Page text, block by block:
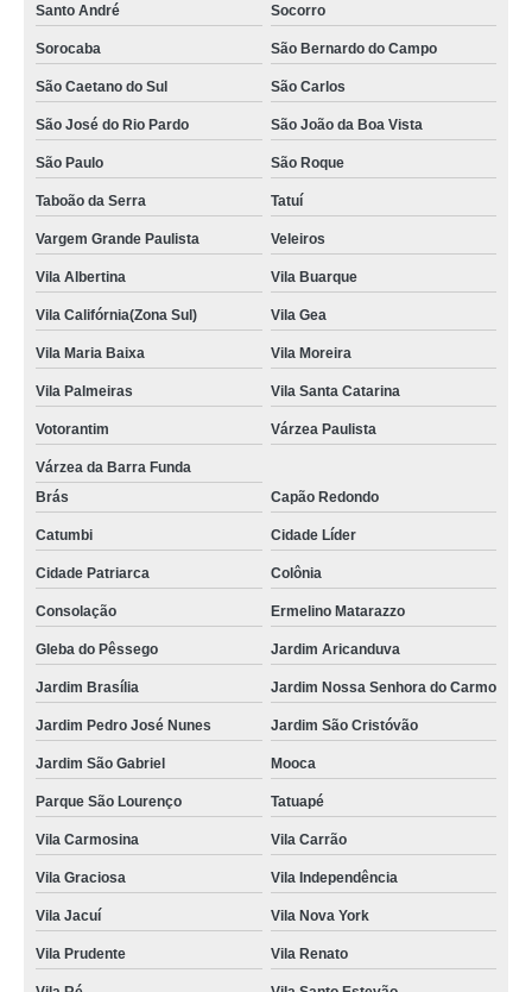
locação de kimonos preto feminino Vila Independência
locação de kimono longo feminino Mauá
onde faz locação de kimono infantil Cidade Monções
locação de kimono cetim Guarulhos
locação de kimono curto Gleba do Pêssego
onde faz locação de kimono preto feminino Mauá
locação de kimono masculino Vila Buarque
onde faz locação de kimono feminino Vila Prudente
onde tem locação de kimono feminino Catumbi
locação de kimono Vila Clementino
locação de kimono infantil Jardim Satélite
locação de kimono tradicional valor Vila Independência
locação de kimono feminino São Caetano do Sul
onde faz locação de kimono branco feminino Vila Santa Catarina
locação de kimono masculino casual Real Parque
locação de kimonos tradicional Vila Moraes
onde tem locação de kimono tradicional Diadema
locação de kimonos Jardim Sônia
locação de kimonos longo feminino Jardim América
onde faz locação de kimono branco Jardim Maristela
onde tem locação de kimono branco Gleba do Pêssego
locação de kimono tradicional valor Vila Clementino
locação de kimono infantil Vila Carmosina
locação de kimonos cetim Vila Santa Eulalia
Santo André Socorro
Sorocaba São Bernardo do Campo
São Caetano do Sul São Carlos
São José do Rio Pardo São João da Boa Vista
São Paulo São Roque
Taboão da Serra Tatuí
Vargem Grande Paulista Veleiros
Vila Albertina Vila Buarque
Vila Califórnia(Zona Sul) Vila Gea
Vila Maria Baixa Vila Moreira
Vila Palmeiras Vila Santa Catarina
Votorantim Várzea Paulista
Várzea da Barra Funda
Brás
Capão Redondo
Catumbi Cidade Líder
Cidade Patriarca Colônia
Consolação Ermelino Matarazzo
Gleba do Pêssego Jardim Aricanduva
Jardim Brasília Jardim Nossa Senhora do Carmo
Jardim Pedro José Nunes Jardim São Cristóvão
Jardim São Gabriel Mooca
Parque São Lourenço Tatuapé
Vila Carmosina Vila Carrão
Vila Graciosa Vila Independência
Vila Jacuí Vila Nova York
Vila Prudente Vila Renato